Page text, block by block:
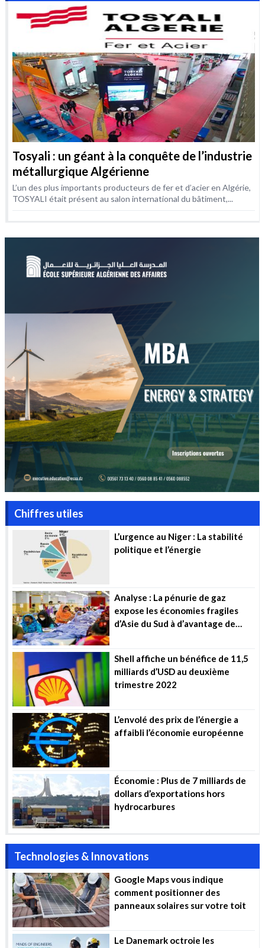
Tosyali : un géant à la conquête de l’industrie
métallurgique Algérienne
L’un des plus importants producteurs de fer et d’acier en Algérie,
TOSYALI était présent au salon international du bâtiment,...
Chiffres utiles
L’urgence au Niger : La stabilité
politique et l’énergie
Analyse : La pénurie de gaz
expose les économies fragiles
d’Asie du Sud à d’avantage de
Shell affiche un bénéfice de 11,5
milliards d’USD au deuxième
trimestre 2022
L’envolé des prix de l’énergie a
affaibli l’économie européenne
Économie : Plus de 7 milliards de
dollars d’exportations hors
hydrocarbures
Technologies & Innovations
Google Maps vous indique
comment positionner des
panneaux solaires sur votre toit
Le Danemark octroie les